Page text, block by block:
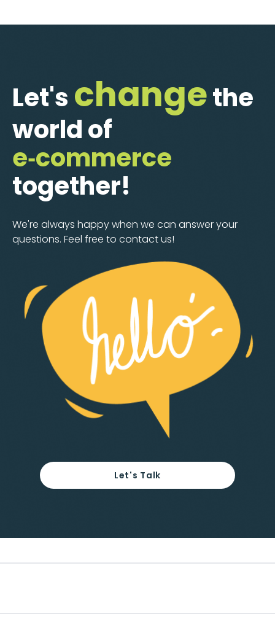
Let's changethe
world of
e‑commerce
together!
We're always happy when we can answer your
questions. Feel free to contact us!
Let's Talk